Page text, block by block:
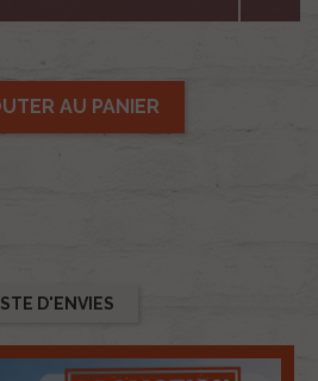
AU PANIER
D'ENVIES